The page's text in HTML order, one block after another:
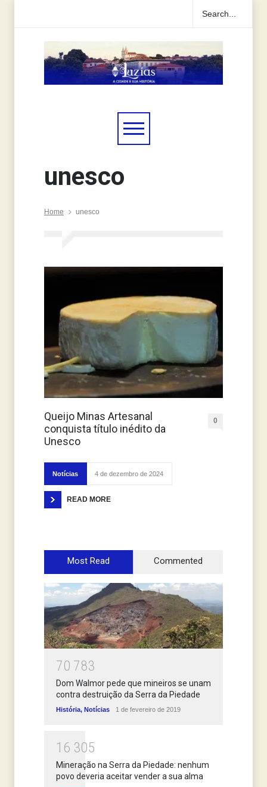
unesco
Home unesco
Queijo Minas Artesanal
conquista título inédito da
Unesco
0
Notícias 4 de dezembro de 2024
READ MORE
Most Read Commented
70 783
Dom Walmor pede que mineiros se unam
contra destruição da Serra da Piedade
História, Notícias 1 de fevereiro de 2019
1 6 305
Mineração na Serra da Piedade: nenhum
povo deveria aceitar vender a sua alma